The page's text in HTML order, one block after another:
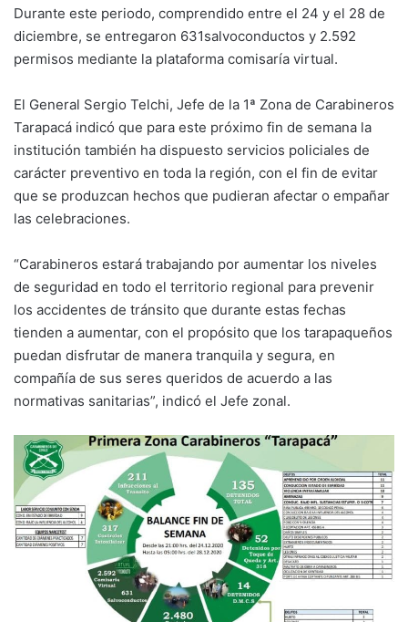
Durante este periodo, comprendido entre el 24 y el 28 de
diciembre, se entregaron 631salvoconductos y 2.592
permisos mediante la plataforma comisaría virtual.
El General Sergio Telchi, Jefe de la 1ª Zona de Carabineros
Tarapacá indicó que para este próximo fin de semana la
institución también ha dispuesto servicios policiales de
carácter preventivo en toda la región, con el fin de evitar
que se produzcan hechos que pudieran afectar o empañar
las celebraciones.
“Carabineros estará trabajando por aumentar los niveles
de seguridad en todo el territorio regional para prevenir
los accidentes de tránsito que durante estas fechas
tienden a aumentar, con el propósito que los tarapaqueños
puedan disfrutar de manera tranquila y segura, en
compañía de sus seres queridos de acuerdo a las
normativas sanitarias”, indicó el Jefe zonal.